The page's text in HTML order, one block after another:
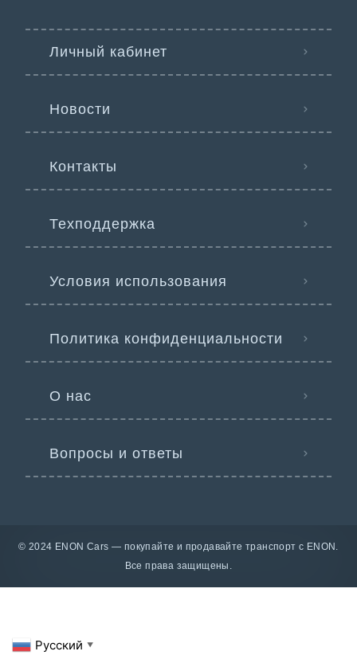
Личный кабинет
Новости
Контакты
Техподдержка
Условия использования
Политика конфиденциальности
О нас
Вопросы и ответы
© 2024 ENON Cars — покупайте и продавайте транспорт с ENON.
Все права защищены.
Русский ▼